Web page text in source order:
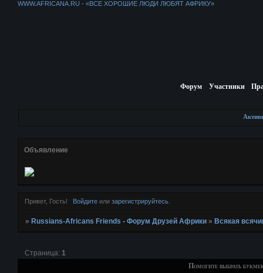
WWW.AFRICANA.RU - «ВСЕ ХОРОШИЕ ЛЮДИ ЛЮБЯТ АФРИКУ»
Форум Участники
Объявление
Привет, Гость! Войдитеили зарегистрируйтесь.
» Russians-Africans Friends - Форум Друзей Африки » Всякая
Помогите выбрать
Страница: 1